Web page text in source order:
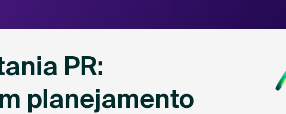
PR:
planejamento